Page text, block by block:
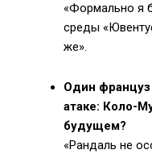
«Формально я
среды
же».
Один
атаке: Коло-
будущем?
«Рандаль не